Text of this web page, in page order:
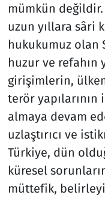
mümkün değildir.
uzun yıllara sâri
hukukumuz olan
huzur ve refahın
girişimlerin,
terör yapılarının
almaya devam
uzlaştırıcı ve
Türkiye, dün
küresel
müttefik,